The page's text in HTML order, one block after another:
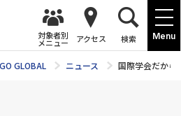
Menu
対象者別
メニュー アクセス 検索
GO GLOBAL ニュース 国際学会だから